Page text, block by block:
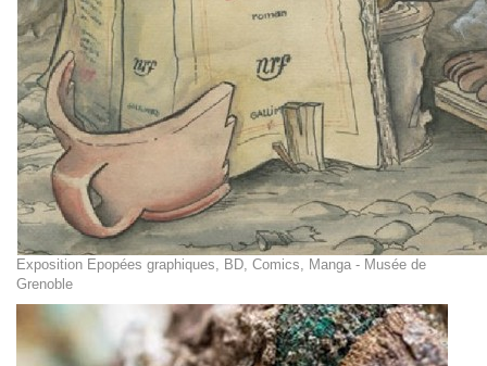
Exposition Epopées graphiques, BD, Comics, Manga - Musée de
Grenoble